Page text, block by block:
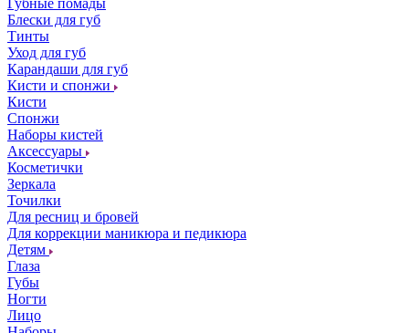
Губные помады
Блески для губ
Тинты
Уход для губ
Карандаши для губ
Кисти и спонжи
Кисти
Спонжи
Наборы кистей
Аксессуары
Косметички
Зеркала
Точилки
Для ресниц и бровей
Для коррекции маникюра и педикюра
Детям
Глаза
Губы
Ногти
Лицо